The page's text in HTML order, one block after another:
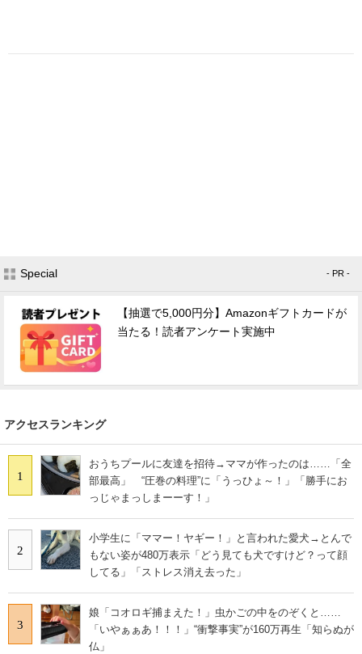
Special - PR -
【抽選で5,000円分】Amazonギフトカードが
当たる！読者アンケート実施中
アクセスランキング
1
おうちプールに友達を招待→ママが作ったのは……「全
部最高」 “圧巻の料理”に「うっひょ～！」「勝手にお
っじゃまっしまーーす！」
2
小学生に「ママー！ヤギー！」と言われた愛犬→とんで
もない姿が480万表示「どう見ても犬ですけど？って顔
してる」「ストレス消え去った」
3
娘「コオロギ捕まえた！」虫かごの中をのぞくと……
「いやぁぁあ！！！」“衝撃事実”が160万再生「知らぬが
仏」